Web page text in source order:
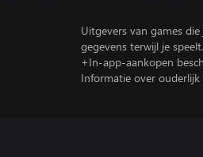
Uitgevers van games
gegevens terwijl je speelt.
+In-app-aankopen
Informatie over ouderlijk